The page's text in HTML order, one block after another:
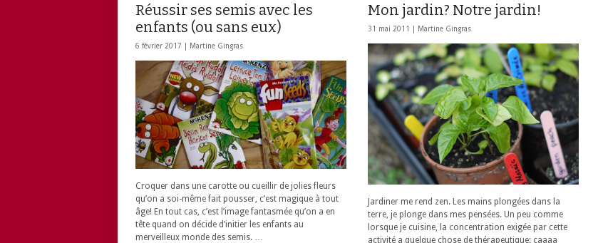
Réussir ses semis avec les
enfants (ou sans eux)
6 février 2017 | Martine Gingras
Croquer dans une carotte ou cueillir de jolies fleurs
qu’on a soi-même fait pousser, c’est magique à tout
âge! En tout cas, c’est l’image fantasmée qu’on a en
tête quand on décide d’initier les enfants au
merveilleux monde des semis. …
Mon jardin? Notre jardin!
31 mai 2011 | Martine Gingras
Jardiner me rend zen. Les mains plongées dans la
terre, je plonge dans mes pensées. Un peu comme
lorsque je cuisine, la concentration exigée par cette
activité a quelque chose de thérapeutique: çaaaa